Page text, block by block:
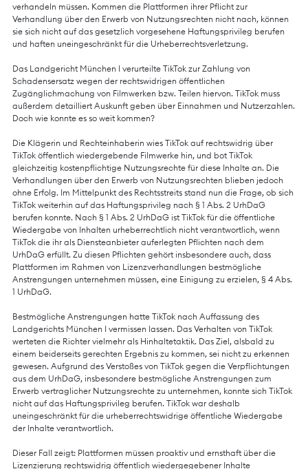
verhandeln müssen. Kommen die Plattformen ihrer Pflicht zur
Verhandlung über den Erwerb von Nutzungsrechten nicht nach, können
sie sich nicht auf das gesetzlich vorgesehene Haftungsprivileg berufen
und haften uneingeschränkt für die Urheberrechtsverletzung.
Das Landgericht München I verurteilte TikTok zur Zahlung von
Schadensersatz wegen der rechtswidrigen öffentlichen
Zugänglichmachung von Filmwerken bzw. Teilen hiervon. TikTok muss
außerdem detailliert Auskunft geben über Einnahmen und Nutzerzahlen.
Doch wie konnte es so weit kommen?
Die Klägerin und Rechteinhaberin wies TikTok auf rechtswidrig über
TikTok öffentlich wiedergebende Filmwerke hin, und bot TikTok
gleichzeitig kostenpflichtige Nutzungsrechte für diese Inhalte an. Die
Verhandlungen über den Erwerb von Nutzungsrechten blieben jedoch
ohne Erfolg. Im Mittelpunkt des Rechtsstreits stand nun die Frage, ob sich
TikTok weiterhin auf das Haftungsprivileg nach § 1 Abs. 2 UrhDaG
berufen konnte. Nach § 1 Abs. 2 UrhDaG ist TikTok für die öffentliche
Wiedergabe von Inhalten urheberrechtlich nicht verantwortlich, wenn
TikTok die ihr als Diensteanbieter auferlegten Pflichten nach dem
UrhDaG erfüllt. Zu diesen Pflichten gehört insbesondere auch, dass
Plattformen im Rahmen von Lizenzverhandlungen bestmögliche
Anstrengungen unternehmen müssen, eine Einigung zu erzielen, § 4 Abs.
1 UrhDaG.
Bestmögliche Anstrengungen hatte TikTok nach Auffassung des
Landgerichts München I vermissen lassen. Das Verhalten von TikTok
werteten die Richter vielmehr als Hinhaltetaktik. Das Ziel, alsbald zu
einem beiderseits gerechten Ergebnis zu kommen, sei nicht zu erkennen
gewesen. Aufgrund des Verstoßes von TikTok gegen die Verpflichtungen
aus dem UrhDaG, insbesondere bestmögliche Anstrengungen zum
Erwerb vertraglicher Nutzungsrechte zu unternehmen, konnte sich TikTok
nicht auf das Haftungsprivileg berufen. TikTok war deshalb
uneingeschränkt für die urheberrechtswidrige öffentliche Wiedergabe
der Inhalte verantwortlich.
Dieser Fall zeigt: Plattformen müssen proaktiv und ernsthaft über die
Lizenzierung rechtswidrig öffentlich wiedergegebener Inhalte